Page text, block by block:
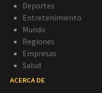
Deportes
Entretenimiento
Mundo
Regiones
Empresas
Salud
ACERCA DE